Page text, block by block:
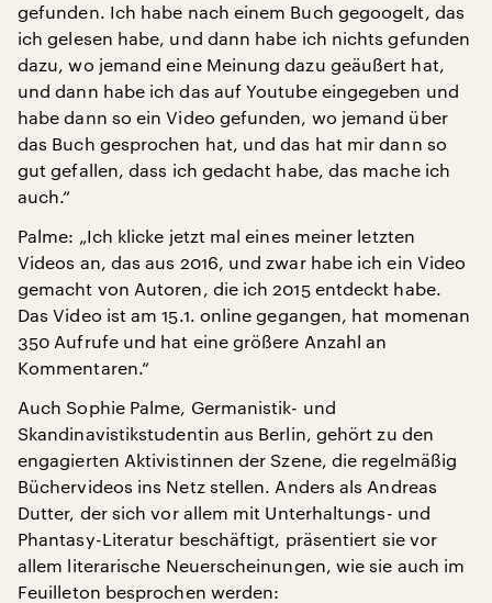
gefunden. Ich habe nach einem Buch gegoogelt, das
ich gelesen habe, und dann habe ich nichts gefunden
dazu, wo jemand eine Meinung dazu geäußert hat,
und dann habe ich das auf Youtube eingegeben und
habe dann so ein Video gefunden, wo jemand über
das Buch gesprochen hat, und das hat mir dann so
gut gefallen, dass ich gedacht habe, das mache ich
auch.“
Palme: „Ich klicke jetzt mal eines meiner letzten
Videos an, das aus 2016, und zwar habe ich ein Video
gemacht von Autoren, die ich 2015 entdeckt habe.
Das Video ist am 15.1. online gegangen, hat momenan
350 Aufrufe und hat eine größere Anzahl an
Kommentaren.“
Auch Sophie Palme, Germanistik- und
Skandinavistikstudentin aus Berlin, gehört zu den
engagierten Aktivistinnen der Szene, die regelmäßig
Büchervideos ins Netz stellen. Anders als Andreas
Dutter, der sich vor allem mit Unterhaltungs- und
Phantasy-Literatur beschäftigt, präsentiert sie vor
allem literarische Neuerscheinungen, wie sie auch im
Feuilleton besprochen werden: